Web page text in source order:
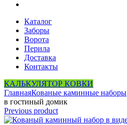
Каталог
Заборы
Ворота
Перила
Доставка
Контакты
КАЛЬКУЛЯТОР КОВКИ
ГлавнаяКованые каминные наборы
в гостиный домик
Previous product